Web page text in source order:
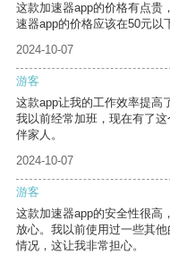
这款加速器app的价格有点贵
速器app的价格应该在50元以
2024-10-07
游客
这款app让我的工作效率提高
我以前经常加班，现在有了
伴家人。
2024-10-07
游客
这款加速器app的安全性很高
放心。我以前使用过一些其
情况，这让我非常担心。